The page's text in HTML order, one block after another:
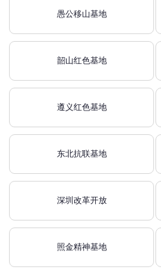
愚公移山基地
韶山红色基地
遵义红色基地
东北抗联基地
深圳改革开放
照金精神基地